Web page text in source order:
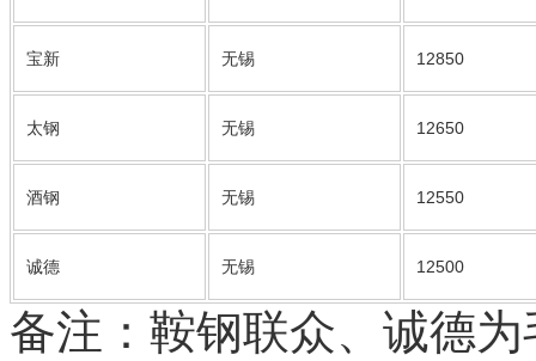
宝新 无锡 12850
太钢 无锡 12650
酒钢 无锡 12550
诚德 无锡 12500
备注：鞍钢联众、诚德为